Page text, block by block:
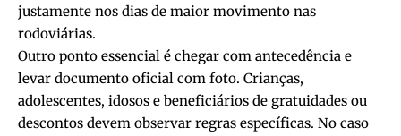
justamente nos dias de maior movimento nas
rodoviárias.
Outro ponto essencial é chegar com antecedência e
levar documento oficial com foto. Crianças,
adolescentes, idosos e beneficiários de gratuidades ou
descontos devem observar regras específicas. No caso